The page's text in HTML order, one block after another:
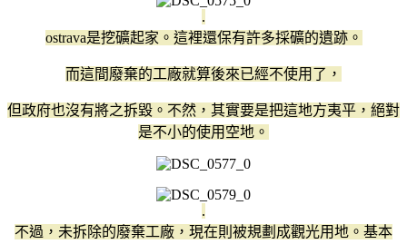
.
ostrava是挖礦起家。這裡還保有許多採礦的遺跡。
而這間廢棄的工廠就算後來已經不使用了，
但政府也沒有將之拆毀。不然，其實要是把這地方夷平，絕對
是不小的使用空地。
.
不過，未拆除的廢棄工廠，現在則被規劃成觀光用地。基本